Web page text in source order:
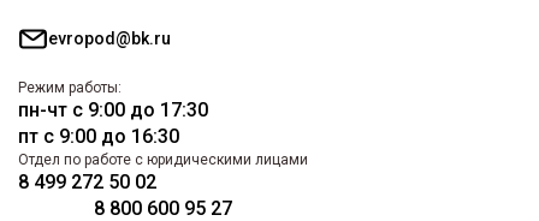
evropod@bk.ru
Режим работы:
пн-чт с 9:00 до 17:30
пт с 9:00 до 16:30
Отдел по работе с юридическими лицами
8 499 272 50 02
8 800 600 95 27